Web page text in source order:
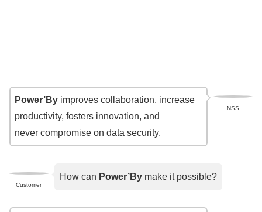
NSS
Power’By improves collaboration, increase
productivity, fosters innovation, and
never compromise on data security.
Customer
How can Power’Bymake it possible?